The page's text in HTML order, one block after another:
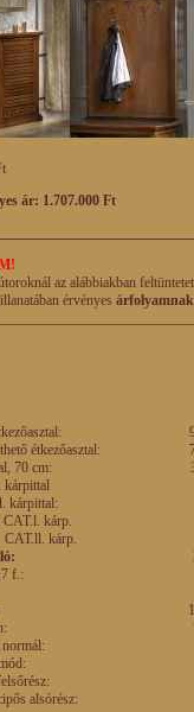
ár: 1.707.000 Ft
az alábbiakban
érvényes
étkezőasztal:
bővíthető
70
CAT.l.
szék CAT.l.
kárp.
tálaló:
2a+7 f.:
vitrin:
cipős